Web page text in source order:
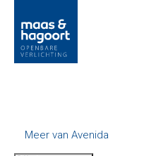
Meer van Avenida